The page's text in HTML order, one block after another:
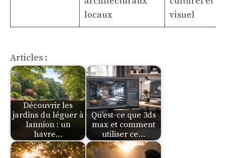
locaux
visuel
Articles :
Découvrir les
jardins du léguer à
lannion : un
havre…
Qu’est-ce que 3ds
max et comment
utiliser ce…